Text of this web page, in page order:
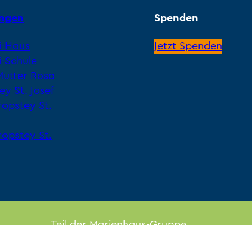
Haus
Schule
Rosa
St. Josef
St.
St.
Spenden
Jetzt Spenden